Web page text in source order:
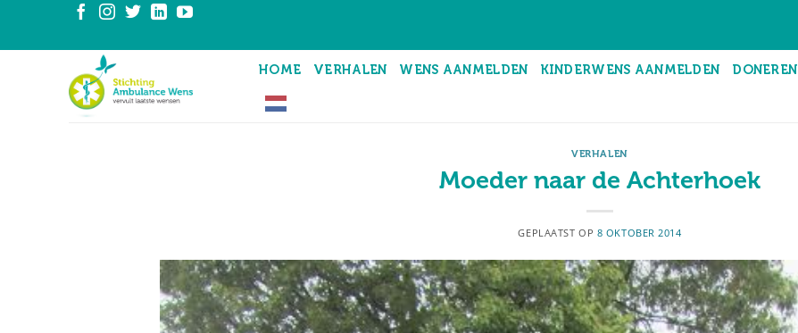
inhoud
HOME VERHALEN WENS AANMELDEN KINDERWENS AANMELDEN DONEREN
VERHALEN
Moeder naar de Achterhoek
GEPLAATST OP 8 OKTOBER 2014